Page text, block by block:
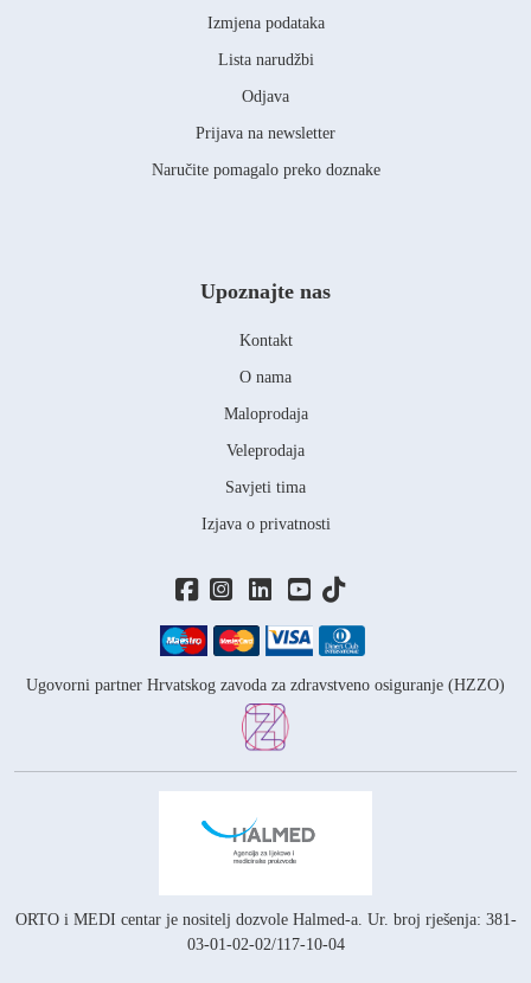
Izmjena podataka
Lista narudžbi
Odjava
Prijava na newsletter
Naručite pomagalo preko doznake
Ugovorni partner Hrvatskog zavoda za zdravstveno osiguranje (HZZO)
ORTO i MEDI centar je nositelj dozvole Halmed-a. Ur. broj rješenja: 381-
03-01-02-02/117-10-04
Upoznajte nas
Kontakt
O nama
Maloprodaja
Veleprodaja
Savjeti tima
Izjava o privatnosti